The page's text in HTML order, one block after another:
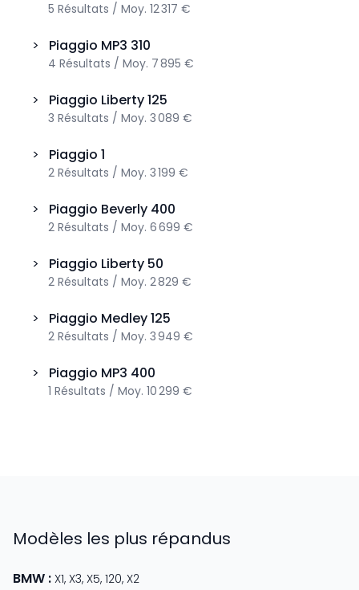
5 Résultats / Moy. 12 317 €
> Piaggio MP3 310
4 Résultats / Moy. 7 895 €
> Piaggio Liberty 125
3 Résultats / Moy. 3 089 €
> Piaggio 1
2 Résultats / Moy. 3 199 €
> Piaggio Beverly 400
2 Résultats / Moy. 6 699 €
> Piaggio Liberty 50
2 Résultats / Moy. 2 829 €
> Piaggio Medley 125
2 Résultats / Moy. 3 949 €
> Piaggio MP3 400
1 Résultats / Moy. 10 299 €
Modèles les plus répandus
BMW : X1, X3, X5, 120, X2